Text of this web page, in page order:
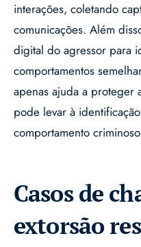
interações, coletando
comunicações. Além
digital do agressor para
comportamentos
apenas ajuda a proteger
pode levar à
comportamento
Casos de
extorsão